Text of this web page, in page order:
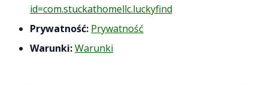
id=com.stuckathomellc.luckyfind
Prywatność: Prywatność
Warunki:Warunki